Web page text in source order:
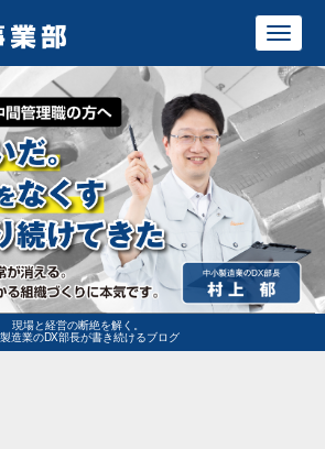
現場と経営の断絶を解く。
造業のDX部長が書き続けるブログ